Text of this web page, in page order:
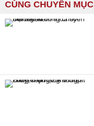
CÙNG CHUYÊN MỤC